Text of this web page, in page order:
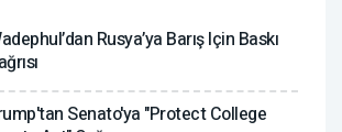
Rusya’ya Barış Için Baskı
Senato'ya "Protect College